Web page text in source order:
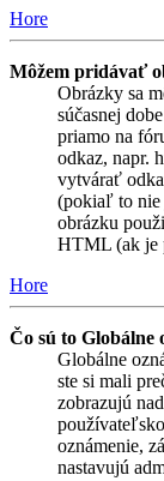
Hore
Môžem pridávať
Obrázky sa
súčasnej
priamo na
odkaz, napr.
vytvárať
(pokiaľ to nie
obrázku
HTML (ak je
Hore
Čo sú to Globálne
Globálne
ste si mali
zobrazujú
oznámenie,
nastavujú